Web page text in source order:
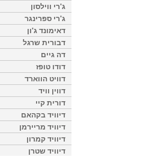
ג'רי ווילסון
ג'רי ספרינגר
דאימונד ג'ון
דבורית שרגל
דה גיים
דודו טופז
דוויט הווארד
דווין וויד
דורית קיי
דיוויד בקהאם
דיוויד מריירמן
דיוויד קמרון
דיוויד שטרן